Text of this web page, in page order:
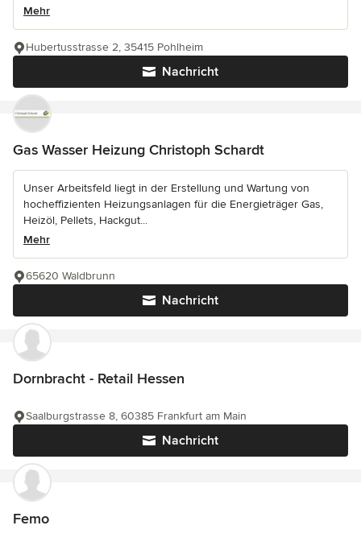
Mehr
Nachricht
Hubertusstrasse 2, 35415 Pohlheim
Gas Wasser Heizung Christoph Schardt
Unser Arbeitsfeld liegt in der Erstellung und Wartung von
hocheffizienten Heizungsanlagen für die Energieträger Gas,
Heizöl, Pellets, Hackgut...
Mehr
Nachricht
65620 Waldbrunn
Dornbracht - Retail Hessen
Nachricht
Saalburgstrasse 8, 60385 Frankfurt am Main
Femo